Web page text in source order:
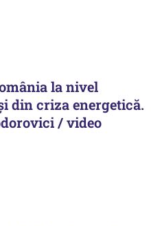
la nivel
din criza energetică.
/ video